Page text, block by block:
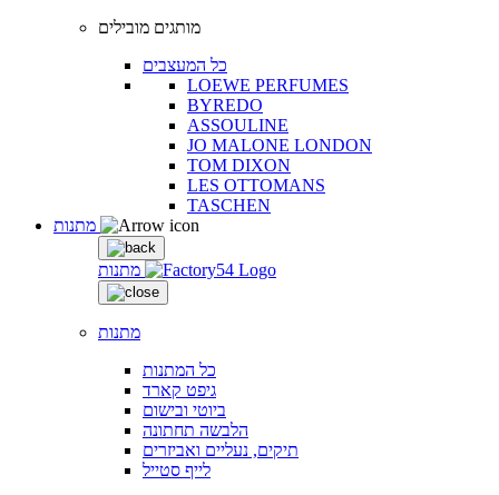
מותגים מובילים
כל המעצבים
LOEWE PERFUMES
BYREDO
ASSOULINE
JO MALONE LONDON
TOM DIXON
LES OTTOMANS
TASCHEN
מתנות
מתנות
כל המתנות
גיפט קארד
ביוטי ובישום
הלבשה תחתונה
תיקים, נעליים ואביזרים
לייף סטייל